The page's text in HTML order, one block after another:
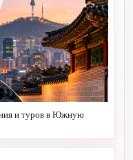
и туров в Южную